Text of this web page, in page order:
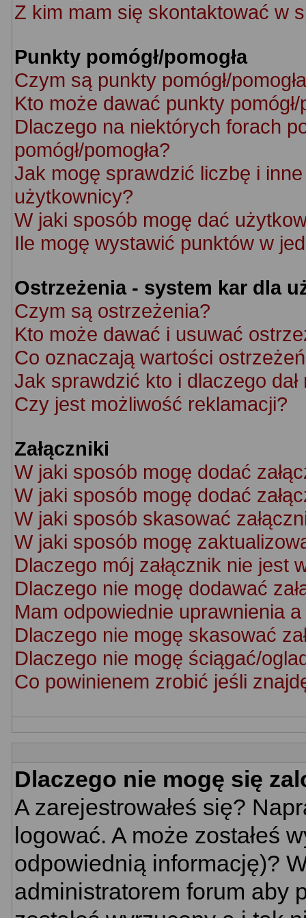
Z kim mam się skontaktować w
Punkty pomógł/pomogła
Czym są punkty pomógł/
Kto może dawać punkty pomógł/
Dlaczego na niektórych forach
pomógł/pomogła?
Jak mogę sprawdzić liczbę i
użytkownicy?
W jaki sposób mogę dać
Ile mogę wystawić punktów w
Ostrzeżenia - system kar dla
Czym są ostrzeżenia?
Kto może dawać i usuwać
Co oznaczają wartości
Jak sprawdzić kto i dlaczego
Czy jest możliwość reklamacji?
Załączniki
W jaki sposób mogę dodać
W jaki sposób mogę dodać
W jaki sposób skasować
W jaki sposób mogę
Dlaczego mój załącznik nie jest
Dlaczego nie mogę dodawać
Mam odpowiednie uprawnienia
Dlaczego nie mogę skasować
Dlaczego nie mogę ściągać/
Co powinienem zrobić jeśli
Dlaczego nie mogę się
A zarejestrowałeś się?
logować. A może zostałeś
odpowiednią informację)?
administratorem forum aby